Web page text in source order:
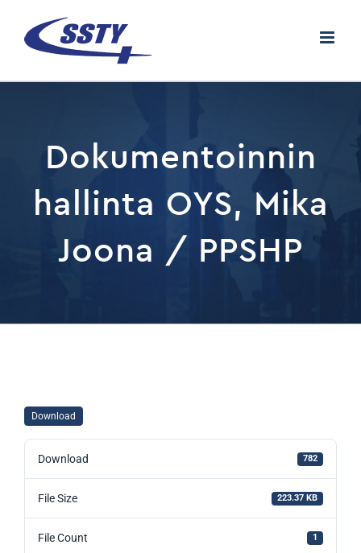
content
Dokumentoinnin
hallinta OYS, Mika
Joona / PPSHP
Download
Download 782
File Size 223.37 KB
File Count 1